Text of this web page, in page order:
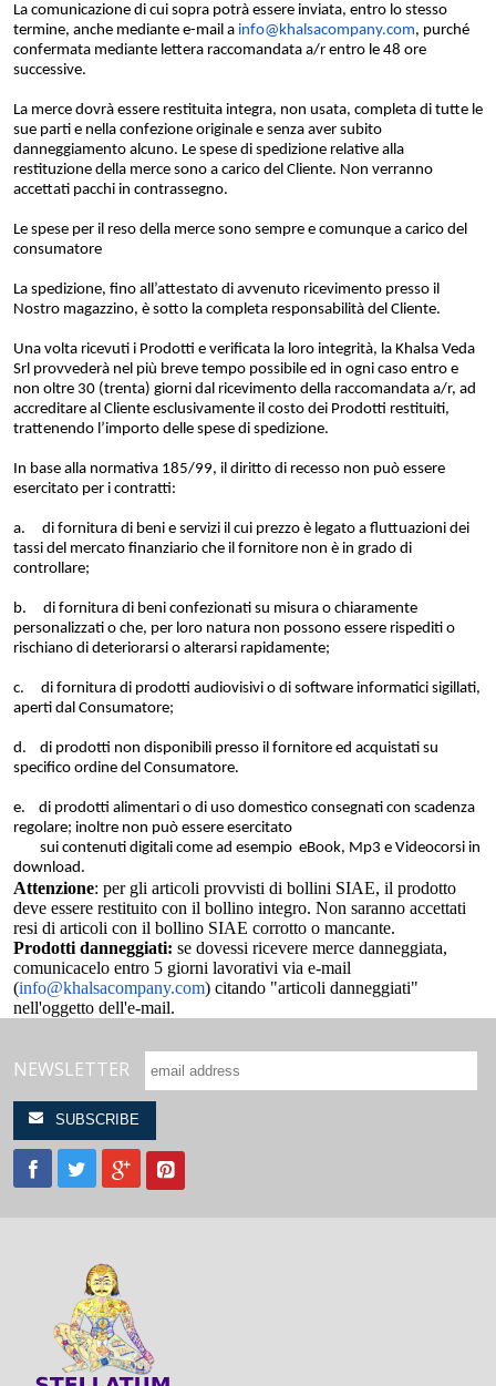
La comunicazione di cui sopra potrà essere inviata, entro lo stesso
termine, anche mediante e-mail a info@khalsacompany.com, purché
confermata mediante lettera raccomandata a/r entro le 48 ore
successive.
La merce dovrà essere restituita integra, non usata, completa di tutte le
sue parti e nella confezione originale e senza aver subito
danneggiamento alcuno. Le spese di spedizione relative alla
restituzione della merce sono a carico del Cliente. Non verranno
accettati pacchi in contrassegno.
Le spese per il reso della merce sono sempre e comunque a carico del
consumatore
La spedizione, fino all’attestato di avvenuto ricevimento presso il
Nostro magazzino, è sotto la completa responsabilità del Cliente.
Una volta ricevuti i Prodotti e verificata la loro integrità, la Khalsa Veda
Srl provvederà nel più breve tempo possibile ed in ogni caso entro e
non oltre 30 (trenta) giorni dal ricevimento della raccomandata a/r, ad
accreditare al Cliente esclusivamente il costo dei Prodotti restituiti,
trattenendo l’importo delle spese di spedizione.
In base alla normativa 185/99, il diritto di recesso non può essere
esercitato per i contratti:
a. di fornitura di beni e servizi il cui prezzo è legato a fluttuazioni dei
tassi del mercato finanziario che il fornitore non è in grado di
controllare;
b. di fornitura di beni confezionati su misura o chiaramente
personalizzati o che, per loro natura non possono essere rispediti o
rischiano di deteriorarsi o alterarsi rapidamente;
c. di fornitura di prodotti audiovisivi o di software informatici sigillati,
aperti dal Consumatore;
d. di prodotti non disponibili presso il fornitore ed acquistati su
specifico ordine del Consumatore.
e. di prodotti alimentari o di uso domestico consegnati con scadenza
regolare; inoltre non può essere esercitato
sui contenuti digitali come ad esempio eBook, Mp3 e Videocorsi in
download.
Attenzione: per gli articoli provvisti di bollini SIAE, il prodotto
deve essere restituito con il bollino integro. Non saranno accettati
resi di articoli con il bollino SIAE corrotto o mancante.
Prodotti danneggiati: se dovessi ricevere merce danneggiata,
comunicacelo entro 5 giorni lavorativi via e-mail
(info@khalsacompany.com) citando "articoli danneggiati"
nell'oggetto dell'e-mail.
NEWSLETTER